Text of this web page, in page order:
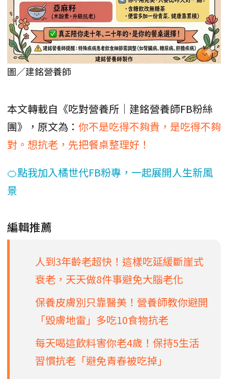
圖／建銘營養師
本文轉載自《吃對營養所｜建銘營養師FB粉絲
團》，原文為： 你不是吃得不夠貴，是吃得不夠
對。想抗老，先把餐桌整理好！
🍊點我加入橘世代FB粉專，一起展開人生新風
景
編輯推薦
人到3年齡老超快！這樣吃延緩斷崖式
衰老，天天做8件事避免大腦老化
保養皮膚別只靠醫美！營養師教你避開
「毀膚地雷」多吃10食物抗老
每天喝這飲料害你老4歲！保持5生活
習慣抗老「避免青春被吃掉」